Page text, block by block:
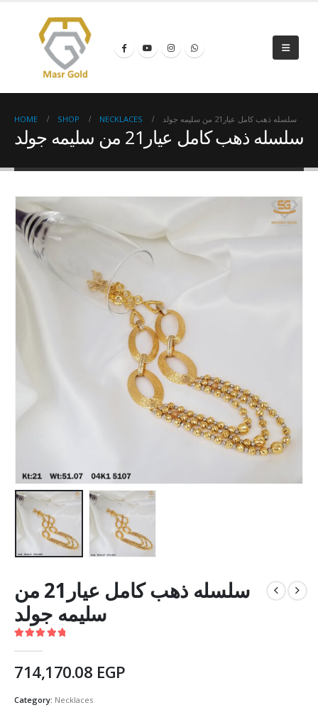
HOME SHOP NECKLACES سلسله ذهب كامل عيار21 من سليمه جولد
سلسله ذهب كامل عيار21 من سليمه جولد
سلسله ذهب كامل عيار21 من
سليمه جولد
714,170.08 EGP
Category: Necklaces